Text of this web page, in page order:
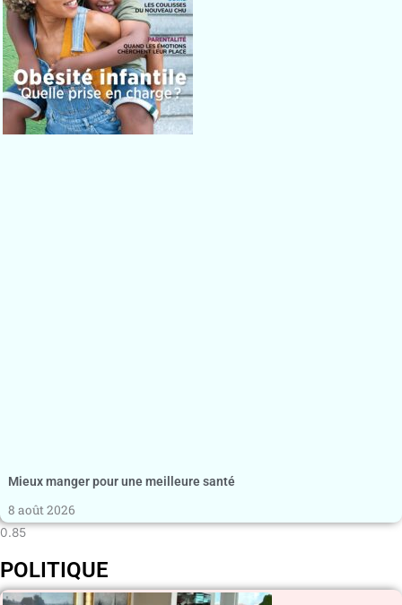
Mieux manger pour une meilleure santé
8 août 2026
POLITIQUE